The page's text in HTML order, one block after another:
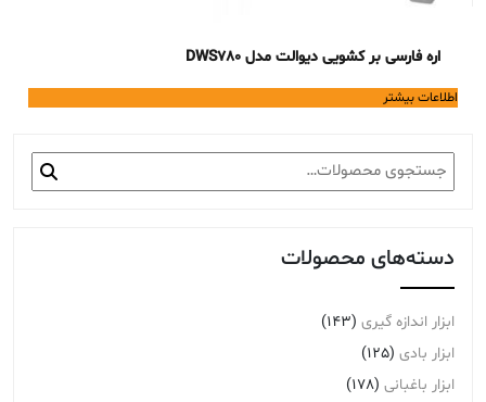
اره فارسی بر کشویی دیوالت مدل DWS780
اطلاعات بیشتر
جستجو
برای:
دسته‌های محصولات
ابزار اندازه گیری (143)
ابزار بادی (125)
ابزار باغبانی (178)